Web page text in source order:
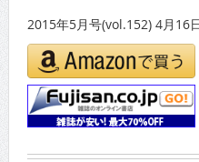
2015年5月号(vol.152) 4月